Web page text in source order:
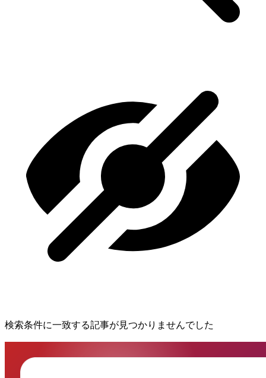
検索条件に一致する記事が見つかりませんでした